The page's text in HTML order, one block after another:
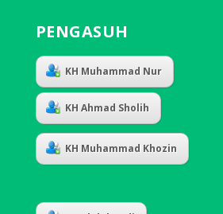
PENGASUH
KH Muhammad Nur
KH Ahmad Sholih
KH Muhammad Khozin